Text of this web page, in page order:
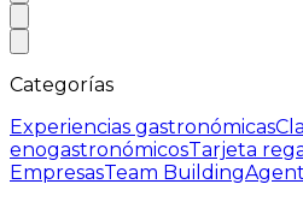
Categorías
Experiencias gastronómicas
enogastronómicosTarjeta
EmpresasTeam Building